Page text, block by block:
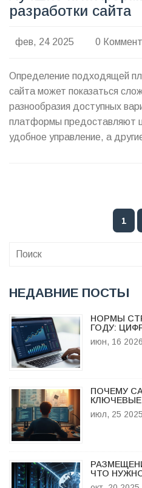
разработки сайта
фев, 24 2025 0
Определение подходящей
сайта может показаться
разнообразия доступных
платформы предоставляют
удобное управление, а
1
НЕДАВНИЕ ПОСТЫ
НОРМЫ
ГОДУ:
июн, 16 2026
ПОЧЕМУ
июл, 25 2025
ЧТО